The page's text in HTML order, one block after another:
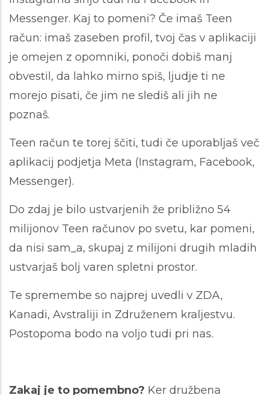
Messenger. Kaj to pomeni? Če imaš Teen
račun: imaš zaseben profil, tvoj čas v aplikaciji
je omejen z opomniki, ponoči dobiš manj
obvestil, da lahko mirno spiš, ljudje ti ne
morejo pisati, če jim ne slediš ali jih ne
poznaš.
Teen račun te torej ščiti, tudi če uporabljaš več
aplikacij podjetja Meta (Instagram, Facebook,
Messenger).
Do zdaj je bilo ustvarjenih že približno 54
milijonov Teen računov po svetu, kar pomeni,
da nisi sam_a, skupaj z milijoni drugih mladih
ustvarjaš bolj varen spletni prostor.
Te spremembe so najprej uvedli v ZDA,
Kanadi, Avstraliji in Združenem kraljestvu.
Postopoma bodo na voljo tudi pri nas.
Zakaj je to pomembno? Ker družbena